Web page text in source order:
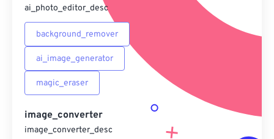
ai_photo_editor_desc
background_remover
ai_image_generator
magic_eraser
image_converter
image_converter_desc